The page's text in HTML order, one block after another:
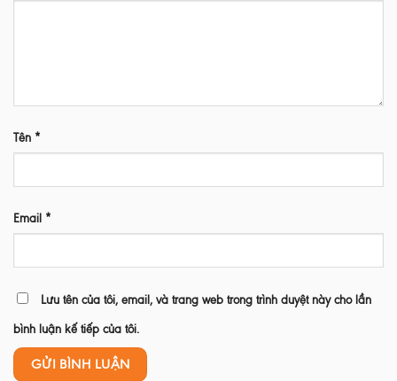
Tên *
Email *
Lưu tên của tôi, email, và trang web trong trình duyệt này cho lần
bình luận kế tiếp của tôi.